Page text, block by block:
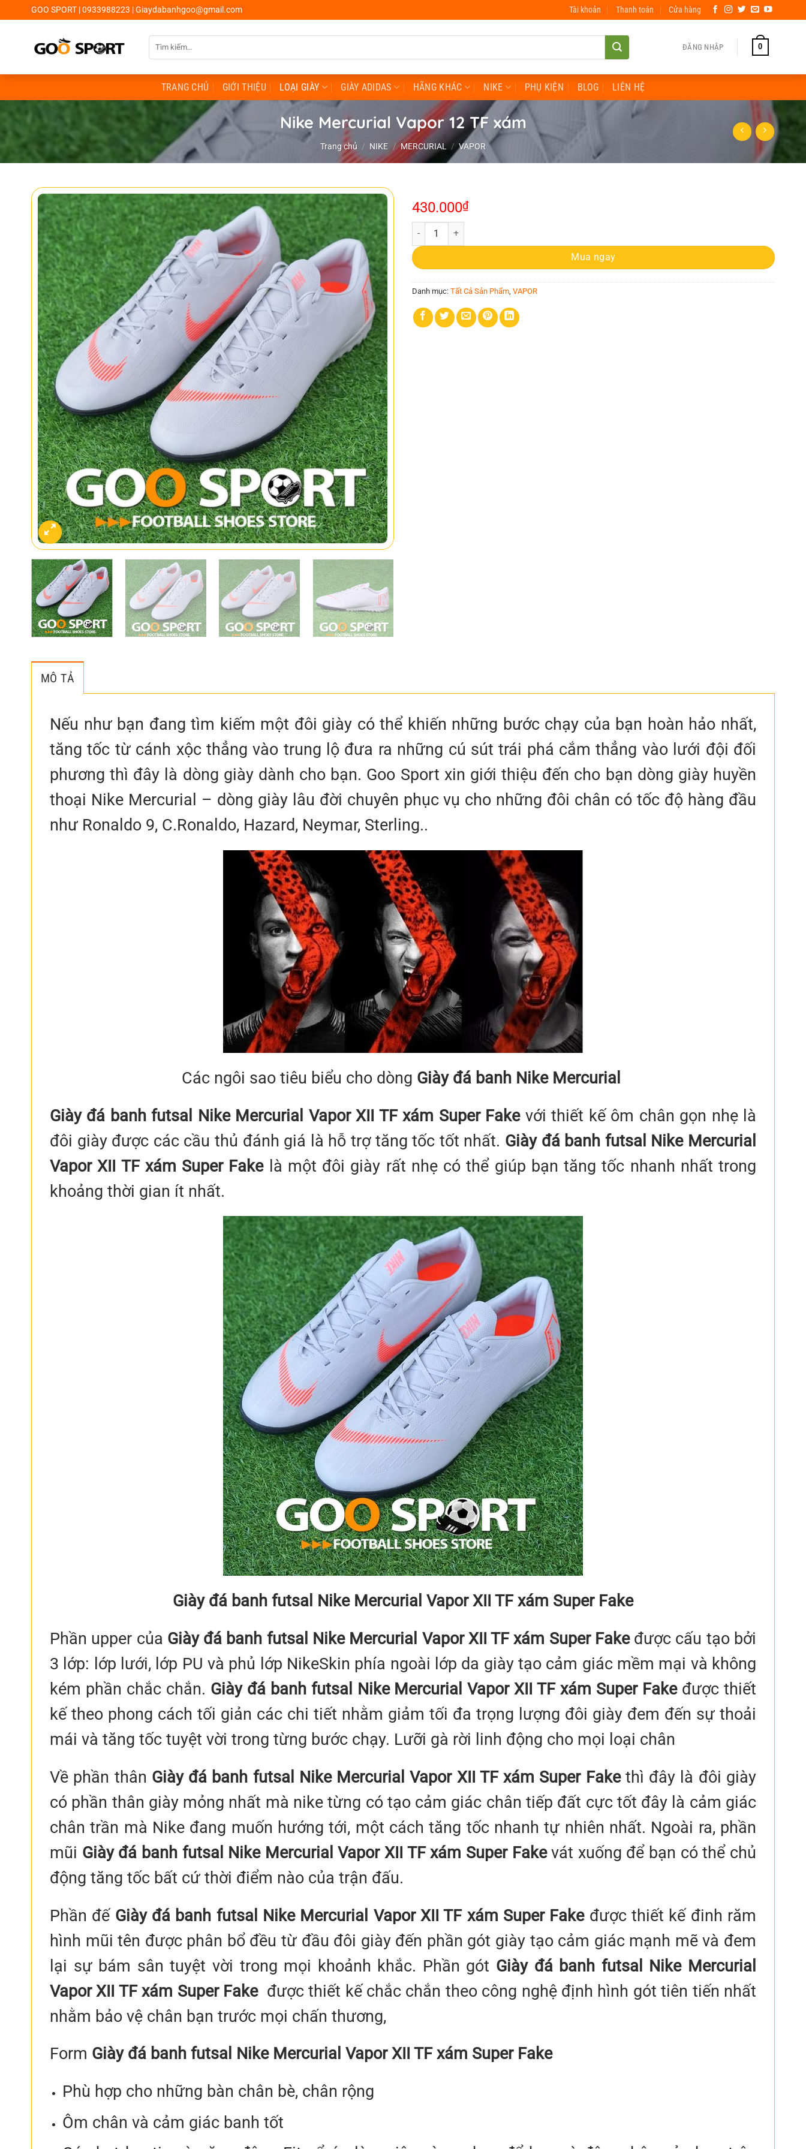
đến
GOO SPORT | 0933988223 | Giaydabanhgoo@gmail.com Tài khoản Thanh toán Cửa hàng
kiếm:
ĐĂNG NHẬP 0
TRANG CHỦ GIỚI THIỆU LOẠI GIÀY GIÀY ADIDAS HÃNG KHÁC NIKE PHỤ KIỆN BLOG LIÊN HỆ
Nike Mercurial Vapor 12 TF xám
Trang chủ / NIKE / MERCURIAL / VAPOR
430.000₫
Nike Mercurial Vapor 12 TF xám số lượng
Mua ngay
Danh mục: Tất Cả Sản Phẩm VAPOR
MÔ TẢ
Nếu như bạn đang tìm kiếm một đôi giày có thể khiến những bước chạy của bạn hoàn hảo nhất,
tăng tốc từ cánh xộc thẳng vào trung lộ đưa ra những cú sút trái phá cắm thẳng vào lưới đội đối
phương thì đây là dòng giày dành cho bạn. Goo Sport xin giới thiệu đến cho bạn dòng giày huyền
thoại Nike Mercurial – dòng giày lâu đời chuyên phục vụ cho những đôi chân có tốc độ hàng đầu
như Ronaldo 9, C.Ronaldo, Hazard, Neymar, Sterling..
Các ngôi sao tiêu biểu cho dòng Giày đá banh Nike Mercurial
Giày đá banh futsal Nike Mercurial Vapor XII TF xám Super Fake với thiết kế ôm chân gọn nhẹ là
đôi giày được các cầu thủ đánh giá là hỗ trợ tăng tốc tốt nhất. Giày đá banh futsal Nike Mercurial
Vapor XII TF xám Super Fakelà một đôi giày rất nhẹ có thể giúp bạn tăng tốc nhanh nhất trong
khoảng thời gian ít nhất.
Giày đá banh futsal Nike Mercurial Vapor XII TF xám Super Fake
Phần upper của Giày đá banh futsal Nike Mercurial Vapor XII TF xám Super Fakeđược cấu tạo bởi
3 lớp: lớp lưới, lớp PU và phủ lớp NikeSkin phía ngoài lớp da giày tạo cảm giác mềm mại và không
kém phần chắc chắn. Giày đá banh futsal Nike Mercurial Vapor XII TF xám Super Fakeđược thiết
kế theo phong cách tối giản các chi tiết nhằm giảm tối đa trọng lượng đôi giày đem đến sự thoải
mái và tăng tốc tuyệt vời trong từng bước chạy. Lưỡi gà rời linh động cho mọi loại chân
Về phần thân Giày đá banh futsal Nike Mercurial Vapor XII TF xám Super Fakethì đây là đôi giày
có phần thân giày mỏng nhất mà nike từng có tạo cảm giác chân tiếp đất cực tốt đây là cảm giác
chân trần mà Nike đang muốn hướng tới, một cách tăng tốc nhanh tự nhiên nhất. Ngoài ra, phần
mũi Giày đá banh futsal Nike Mercurial Vapor XII TF xám Super Fakevát xuống để bạn có thể chủ
động tăng tốc bất cứ thời điểm nào của trận đấu.
Phần đế Giày đá banh futsal Nike Mercurial Vapor XII TF xám Super Fakeđược thiết kế đinh răm
hình mũi tên được phân bổ đều từ đầu đôi giày đến phần gót giày tạo cảm giác mạnh mẽ và đem
lại sự bám sân tuyệt vời trong mọi khoảnh khắc. Phần gót Giày đá banh futsal Nike Mercurial
Vapor XII TF xám Super Fake được thiết kế chắc chắn theo công nghệ định hình gót tiên tiến nhất
nhằm bảo vệ chân bạn trước mọi chấn thương,
Form Giày đá banh futsal Nike Mercurial Vapor XII TF xám Super Fake
Phù hợp cho những bàn chân bè, chân rộng
Ôm chân và cảm giác banh tốt